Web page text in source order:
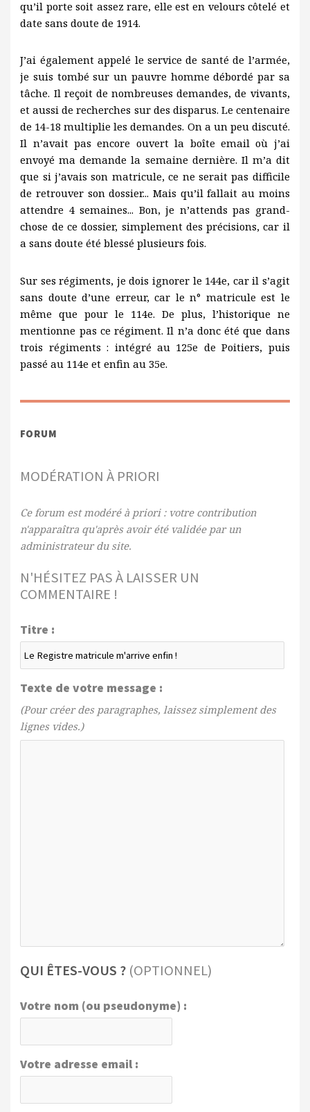
qu’il porte soit assez rare, elle est en velours côtelé et
date sans doute de 1914.
J’ai également appelé le service de santé de l’armée,
je suis tombé sur un pauvre homme débordé par sa
tâche. Il reçoit de nombreuses demandes, de vivants,
et aussi de recherches sur des disparus. Le centenaire
de 14-18 multiplie les demandes. On a un peu discuté.
Il n’avait pas encore ouvert la boîte email où j’ai
envoyé ma demande la semaine dernière. Il m’a dit
que si j’avais son matricule, ce ne serait pas difficile
de retrouver son dossier... Mais qu’il fallait au moins
attendre 4 semaines... Bon, je n’attends pas grand-
chose de ce dossier, simplement des précisions, car il
a sans doute été blessé plusieurs fois.
Sur ses régiments, je dois ignorer le 144e, car il s’agit
sans doute d’une erreur, car le n° matricule est le
même que pour le 114e. De plus, l’historique ne
mentionne pas ce régiment. Il n’a donc été que dans
trois régiments : intégré au 125e de Poitiers, puis
passé au 114e et enfin au 35e.
FORUM
MODÉRATION À PRIORI
Ce forum est modéré à priori : votre contribution
n'apparaîtra qu'après avoir été validée par un
administrateur du site.
N'HÉSITEZ PAS À LAISSER UN
COMMENTAIRE !
Titre :
Texte de votre message :
(Pour créer des paragraphes, laissez simplement des
lignes vides.)
QUI ÊTES-VOUS ? (OPTIONNEL)
Votre nom (ou pseudonyme) :
Votre adresse email :